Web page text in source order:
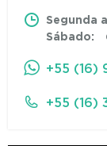
Segunda
Sábado:
+55 (16)
+55 (16)